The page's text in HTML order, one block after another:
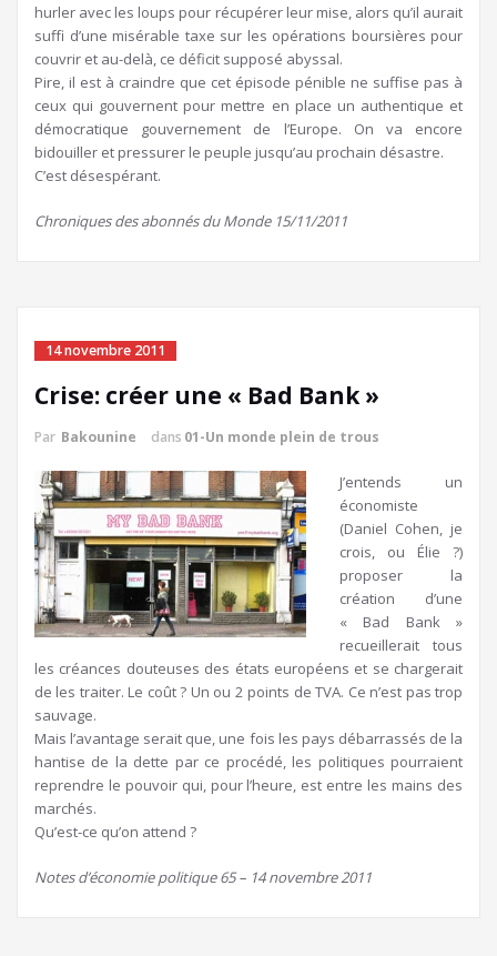
hurler avec les loups pour récupérer leur mise, alors qu’il aurait
suffi d’une misérable taxe sur les opérations boursières pour
couvrir et au-delà, ce déficit supposé abyssal.
Pire, il est à craindre que cet épisode pénible ne suffise pas à
ceux qui gouvernent pour mettre en place un authentique et
démocratique gouvernement de l’Europe. On va encore
bidouiller et pressurer le peuple jusqu’au prochain désastre.
C’est désespérant.
Chroniques des abonnés du Monde 15/11/2011
14 novembre 2011
Crise: créer une « Bad Bank »
Par Bakounine dans 01-Un monde plein de trous
J’entends un
économiste
(Daniel Cohen, je
crois, ou Élie ?)
proposer la
création d’une
« Bad Bank »
recueillerait tous
les créances douteuses des états européens et se chargerait
de les traiter. Le coût ? Un ou 2 points de TVA. Ce n’est pas trop
sauvage.
Mais l’avantage serait que, une fois les pays débarrassés de la
hantise de la dette par ce procédé, les politiques pourraient
reprendre le pouvoir qui, pour l’heure, est entre les mains des
marchés.
Qu’est-ce qu’on attend ?
Notes d’économie politique 65 – 14 novembre 2011